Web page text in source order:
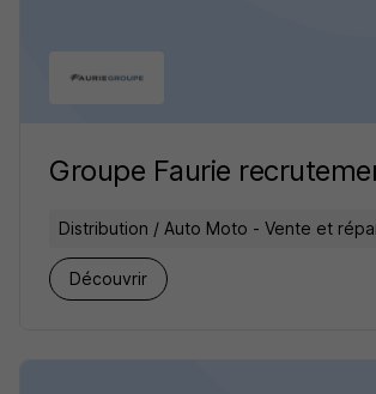
Groupe Faurie
Distribution / Auto Moto - Vente et
Découvrir